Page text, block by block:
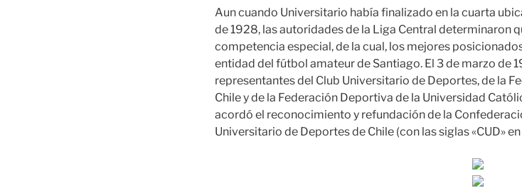
Aun cuando Universitario había finalizado en la cuarta
de 1928, las autoridades de la Liga Central determinaron
competencia especial, de la cual, los mejores
entidad del fútbol amateur de Santiago. El 3 de marzo de
representantes del Club Universitario de Deportes, de la
Chile y de la Federación Deportiva de la Universidad
acordó el reconocimiento y refundación de la
Universitario de Deportes de Chile (con las siglas «CUD»